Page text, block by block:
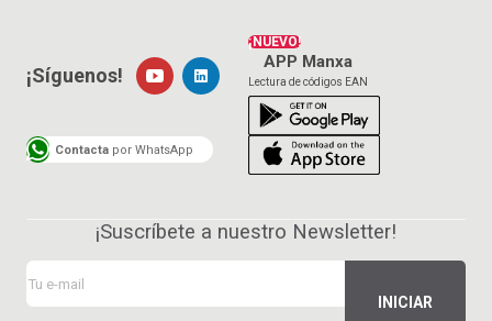
¡NUEVO!
APP Manxa
Lectura de códigos EAN
¡Síguenos!
Contacta por WhatsApp
¡Suscríbete a nuestro Newsletter!